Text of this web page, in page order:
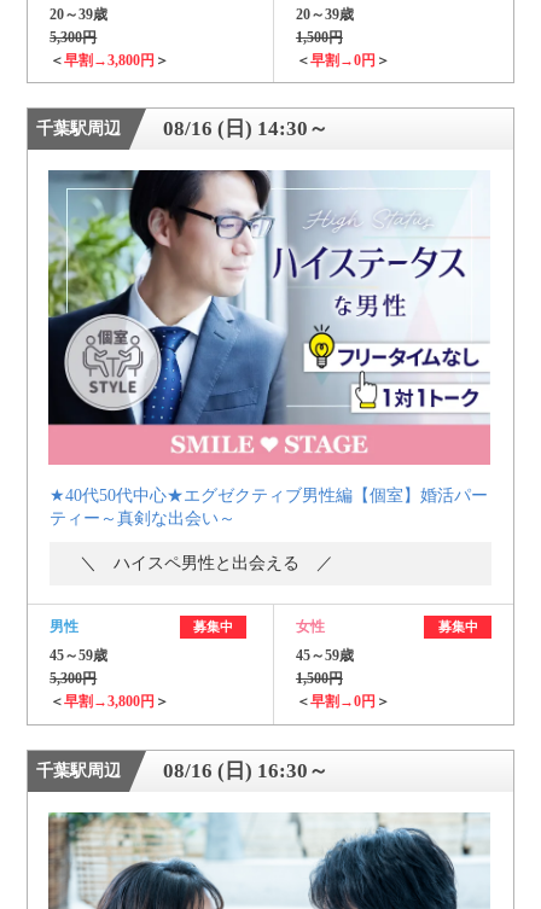
20～39歳
5,300円
＜早割→3,800円 ＞
20～39歳
1,500円
＜早割→0円 ＞
千葉駅周辺 08/16 (日) 14:30～
★40代50代中心★エグゼクティブ男性編【個室】婚活パー
ティー～真剣な出会い～
＼ ハイスペ男性と出会える ／
男性 募集中
45～59歳
5,300円
＜早割→3,800円 ＞
女性 募集中
45～59歳
1,500円
＜早割→0円 ＞
千葉駅周辺 08/16 (日) 16:30～